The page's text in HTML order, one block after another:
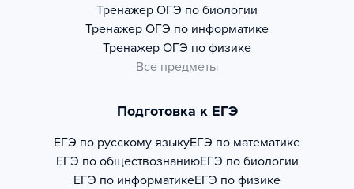
Тренажер ОГЭ по биологии
Тренажер ОГЭ по информатике
Тренажер ОГЭ по физике
Все предметы
Подготовка к ЕГЭ
ЕГЭ по русскому языкуЕГЭ по математике
ЕГЭ по обществознаниюЕГЭ по биологии
ЕГЭ по информатикеЕГЭ по физике